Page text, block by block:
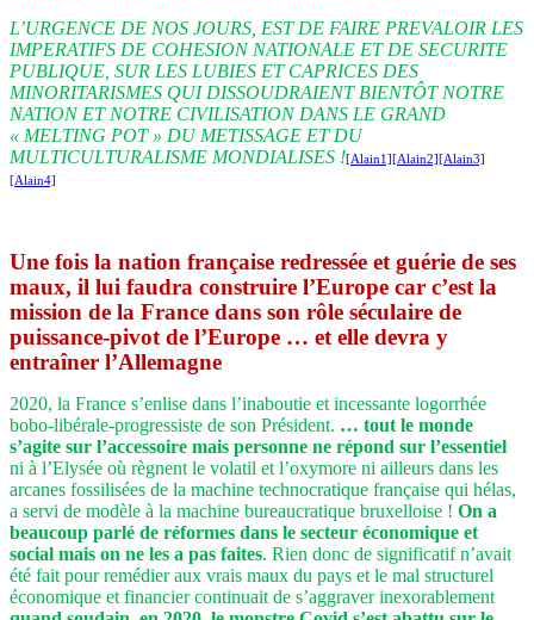
L’URGENCE DE NOS JOURS, EST DE FAIRE PREVALOIR LES
IMPERATIFS DE COHESION NATIONALE ET DE SECURITE
PUBLIQUE, SUR LES LUBIES ET CAPRICES DES
MINORITARISMES QUI DISSOUDRAIENT BIENTÔT NOTRE
NATION ET NOTRE CIVILISATION DANS LE GRAND
« MELTING POT » DU METISSAGE ET DU
MULTICULTURALISME MONDIALISES ! [Alain1] [Alain2]
[Alain3]
[Alain4]
Une fois la nation française redressée et guérie de ses
maux, il lui faudra construire l’Europe car c’est la
mission de la France dans son rôle séculaire de
puissance-pivot de l’Europe … et elle devra y
entraîner l’Allemagne
2020, la France s’enlise dans l’inaboutie et incessante logorrhée
bobo-libérale-progressiste de son Président. … tout le monde
s’agite sur l’accessoire mais personne ne répond sur l’essentiel
ni à l’Elysée où règnent le volatil et l’oxymore ni ailleurs dans les
arcanes fossilisées de la machine technocratique française qui hélas,
a servi de modèle à la machine bureaucratique bruxelloise ! On a
beaucoup parlé de réformes dans le secteur économique et
social mais on ne les a pas faites. Rien donc de significatif n’avait
été fait pour remédier aux vrais maux du pays et le mal structurel
économique et financier continuait de s’aggraver inexorablement